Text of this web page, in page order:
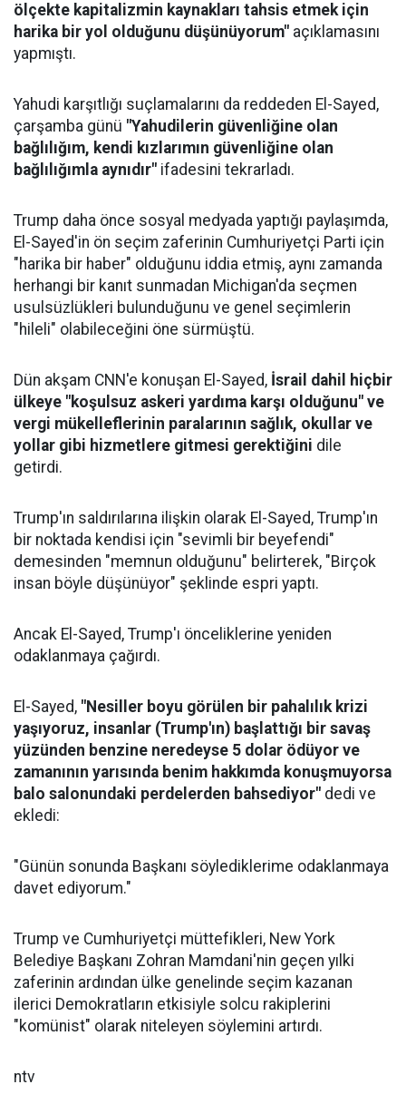
ölçekte kapitalizmin kaynakları tahsis etmek için
harika bir yol olduğunu düşünüyorum" açıklamasını
yapmıştı.
Yahudi karşıtlığı suçlamalarını da reddeden El-Sayed,
çarşamba günü "Yahudilerin güvenliğine olan
bağlılığım, kendi kızlarımın güvenliğine olan
bağlılığımla aynıdır" ifadesini tekrarladı.
Trump daha önce sosyal medyada yaptığı paylaşımda,
El-Sayed'in ön seçim zaferinin Cumhuriyetçi Parti için
"harika bir haber" olduğunu iddia etmiş, aynı zamanda
herhangi bir kanıt sunmadan Michigan'da seçmen
usulsüzlükleri bulunduğunu ve genel seçimlerin
"hileli" olabileceğini öne sürmüştü.
Dün akşam CNN'e konuşan El-Sayed, İsrail dahil hiçbir
ülkeye "koşulsuz askeri yardıma karşı olduğunu" ve
vergi mükelleflerinin paralarının sağlık, okullar ve
yollar gibi hizmetlere gitmesi gerektiğini dile
getirdi.
Trump'ın saldırılarına ilişkin olarak El-Sayed, Trump'ın
bir noktada kendisi için "sevimli bir beyefendi"
demesinden "memnun olduğunu" belirterek, "Birçok
insan böyle düşünüyor" şeklinde espri yaptı.
Ancak El-Sayed, Trump'ı önceliklerine yeniden
odaklanmaya çağırdı.
El-Sayed, "Nesiller boyu görülen bir pahalılık krizi
yaşıyoruz, insanlar (Trump'ın) başlattığı bir savaş
yüzünden benzine neredeyse 5 dolar ödüyor ve
zamanının yarısında benim hakkımda konuşmuyorsa
balo salonundaki perdelerden bahsediyor" dedi ve
ekledi:
"Günün sonunda Başkanı söylediklerime odaklanmaya
davet ediyorum."
Trump ve Cumhuriyetçi müttefikleri, New York
Belediye Başkanı Zohran Mamdani'nin geçen yılki
zaferinin ardından ülke genelinde seçim kazanan
ilerici Demokratların etkisiyle solcu rakiplerini
"komünist" olarak niteleyen söylemini artırdı.
ntv